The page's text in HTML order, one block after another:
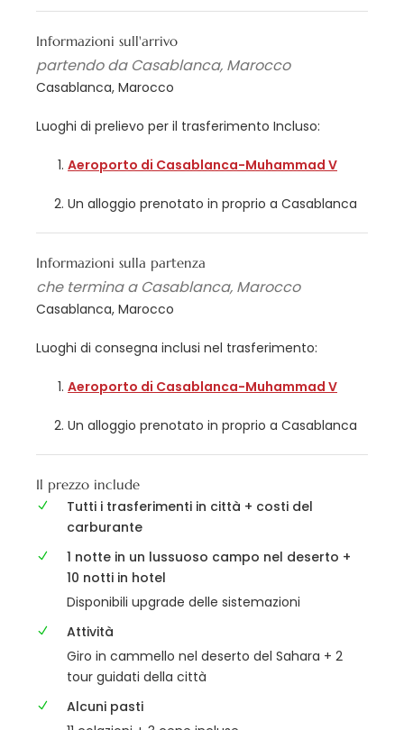
Informazioni sull'arrivo
partendo da Casablanca, Marocco
Casablanca, Marocco
Luoghi di prelievo per il trasferimento Incluso:
Aeroporto di Casablanca-Muhammad V
Un alloggio prenotato in proprio a Casablanca
Informazioni sulla partenza
che termina a Casablanca, Marocco
Casablanca, Marocco
Luoghi di consegna inclusi nel trasferimento:
Aeroporto di Casablanca-Muhammad V
Un alloggio prenotato in proprio a Casablanca
Il prezzo include
Tutti i trasferimenti in città + costi del
carburante
1 notte in un lussuoso campo nel deserto +
10 notti in hotel
Disponibili upgrade delle sistemazioni
Attività
Giro in cammello nel deserto del Sahara + 2
tour guidati della città
Alcuni pasti